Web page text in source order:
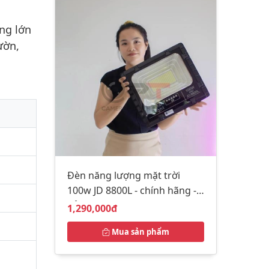
lớn
Đèn năng lượng mặt trời
100w JD 8800L - chính hãng -
bảo hành 2 năm
Giá bán:
1,290,000đ
Mua sản phẩm